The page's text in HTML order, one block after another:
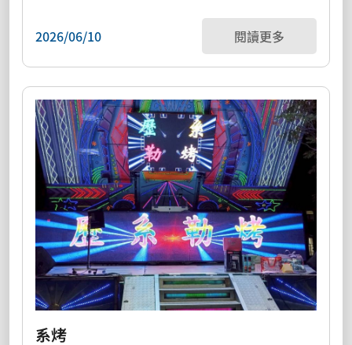
2026/06/10 閱讀更多
系烤